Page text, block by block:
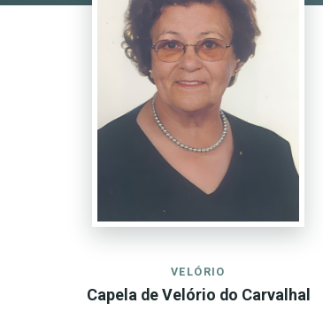
VELÓRIO
Capela de Velório do Carvalhal